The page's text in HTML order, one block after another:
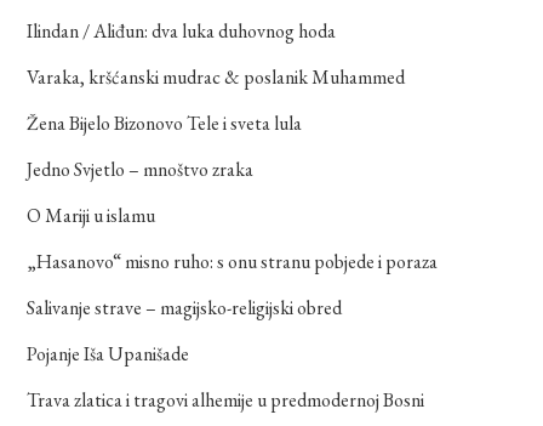
Ilindan / Aliđun: dva luka duhovnog hoda
Varaka, kršćanski mudrac & poslanik Muhammed
Žena Bijelo Bizonovo Tele i sveta lula
Jedno Svjetlo – mnoštvo zraka
O Mariji u islamu
„Hasanovo“ misno ruho: s onu stranu pobjede i poraza
Salivanje strave – magijsko-religijski obred
Pojanje Iša Upanišade
Trava zlatica i tragovi alhemije u predmodernoj Bosni